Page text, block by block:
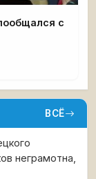
с
ВСЁ
неграмотна,